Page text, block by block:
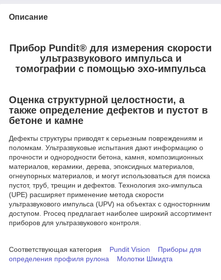
Описание
Прибор Pundit® для измерения скорости
ультразвукового импульса и
томографии с помощью эхо-импульса
Оценка структурной целостности, а
также определение дефектов и пустот в
бетоне и камне
Дефекты структуры приводят к серьезным повреждениям и
поломкам. Ультразвуковые испытания дают информацию о
прочности и однородности бетона, камня, композиционных
материалов, керамики, дерева, эпоксидных материалов,
огнеупорных материалов, и могут использоваться для поиска
пустот, труб, трещин и дефектов. Технология эхо-импульса
(UPE) расширяет применение метода скорости
ультразвукового импульса (UPV) на объектах с односторнним
доступом. Proceq предлагает наиболее широкий ассортимент
приборов для ультразвукового контроля.
Соответствующая категория Pundit Vision
Приборы для
определения профиля рулона
Молотки Шмидта